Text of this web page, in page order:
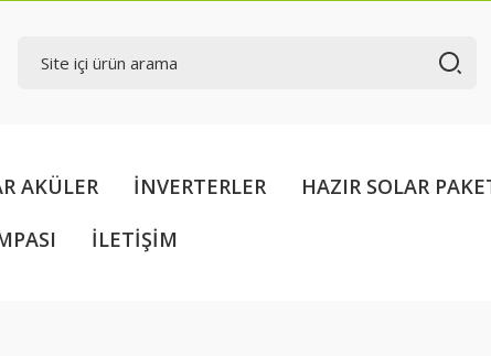
AKÜLER İNVERTERLER
HAZIR SOLAR
İLETİŞİM